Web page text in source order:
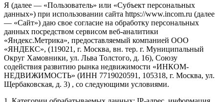
Я (далее — «Пользователь» или «Субъект персональных
данных») при использовании сайта https://www.incom.ru (далее
— «Сайт») даю свое согласие на обработку персональных
данных посредством сервисом веб-аналитики
«Яндекс.Метрика», предоставляемый компанией ООО
«ЯНДЕКС», (119021, г. Москва, вн. тер. г. Муниципальный
Округ Хамовники, ул. Льва Толстого, д. 16), Союзу
содействия развитию рынка недвижимости «ИНКОМ-
НЕДВИЖИМОСТЬ» (ИНН 7719020591, 105318, г. Москва, ул.
Щербаковская, д. 3) , со следующими условиями.